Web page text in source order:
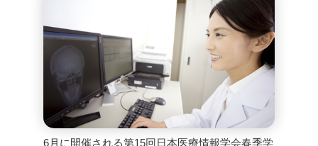
6月に開催される第15回日本医療情報学会春季学